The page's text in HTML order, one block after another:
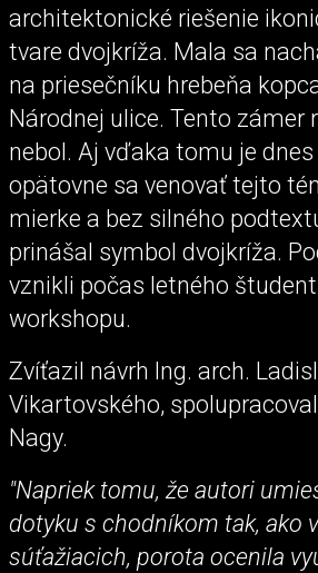
architektonické riešenie
tvare dvojkríža. Mala sa
na priesečníku hrebeňa
Národnej ulice. Tento zámer
nebol. Aj vďaka tomu je
opätovne sa venovať tejto
mierke a bez silného
prinášal symbol dvojkríža.
vznikli počas letného
workshopu.
Zvíťazil návrh Ing. arch.
Vikartovského,
Nagy.
"Napriek tomu, že autori
dotyku s chodníkom tak, ako
súťažiacich, porota ocenila